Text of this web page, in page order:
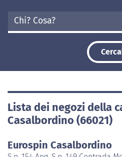
Lista dei negozi della
Casalbordino (66021)
Eurospin Casalbordino